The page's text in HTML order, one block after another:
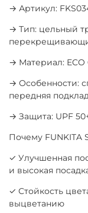
→ Артикул:
→ Тип: цельный
→ Материал: ECO
→ Особенности:
передняя
→ Защита: UPF
Почему FUNKITA
✓ Улучшенная
и высокая
✓ Стойкость
выцветанию